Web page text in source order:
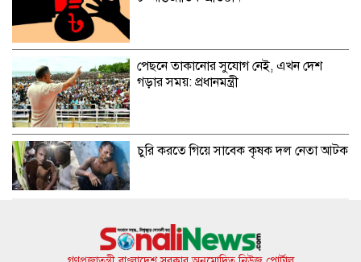
পেছনে তাকানোর সুযোগ নেই, এখন দেশ
গড়ার সময়: প্রধানমন্ত্রী
চুরি করতে গিয়ে সাবেক কৃষক দল নেতা আটক
বিদেশ ভ্রমণের প্যাকেজ টাকায় বিক্রির সুযোগ
ট্যুর অপারেটরদের